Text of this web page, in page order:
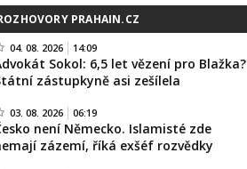
PRAHAIN.CZ
04. 08. 2026 14:09
Sokol: 6,5 let vězení pro Blažka?
zástupkyně asi zešílela
03. 08. 2026 06:19
není Německo. Islamisté zde
zázemí, říká exšéf rozvědky